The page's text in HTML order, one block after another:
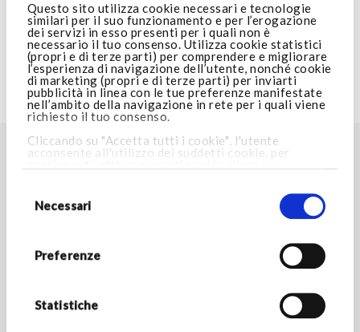
Questo sito utilizza cookie necessari e tecnologie
similari per il suo funzionamento e per l’erogazione
dei servizi in esso presenti per i quali non è
necessario il tuo consenso. Utilizza cookie statistici
(propri e di terze parti) per comprendere e migliorare
l’esperienza di navigazione dell’utente, nonché cookie
di marketing (propri e di terze parti) per inviarti
pubblicità in linea con le tue preferenze manifestate
nell’ambito della navigazione in rete per i quali viene
richiesto il tuo consenso.
Cliccando su "Accetta tutti i cookie", l'utente
acconsente all'utilizzo dei suddetti cookie, per
navigazione e verranno installati i soli cookie
necessari. Per maggiori informazioni consulta la
consenso
Necessari
Preferenze
Statistiche
AREA LEGALE
VISITA ARMANI.COM
TROVA LO STORE PIÙ VICINO A TE
Rimani aggiornato sulle novità del mondo Armani/Dolci e
*Campi obbligatori